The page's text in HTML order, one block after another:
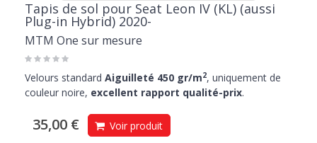
Tapis de sol pour Seat Leon IV (KL) (aussi
Plug-in Hybrid) 2020-
MTM One sur mesure
Velours standard Aiguilleté 450 gr/m2, uniquement de
couleur noire, excellent rapport qualité-prix.
35,00 € Voir produit